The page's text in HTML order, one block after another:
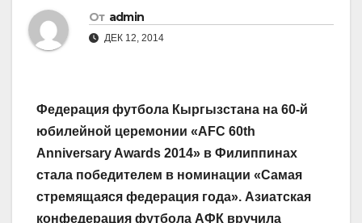
От admin
ДЕК 12, 2014
Федерация футбола Кыргызстана на 60-й
юбилейной церемонии «AFC 60th
Anniversary Awards 2014» в Филиппинах
стала победителем в номинации «Самая
стремящаяся федерация года». Азиатская
конфедерация футбола АФК вручила